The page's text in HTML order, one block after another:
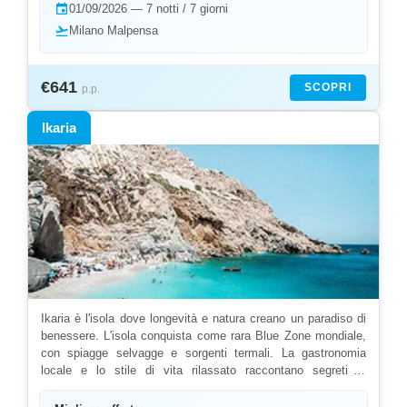
Zoodochos Pigi e la spiaggia di Psili Ammos . Il villaggio di
Skala è il vivace porto principale. La baia di Grikos offre
ciottoli colorati. Il villaggio di Kambos mantiene l'atmosfera
rurale. Scegliendo il tuo viaggio con Yalla Yalla potrai
esplorare quest'isola sacra.
event01/09/2026 — 7 notti / 7 giorni
flight_takeoff Milano Malpensa
€641 p.p. SCOPRI
Ikaria
Ikaria è l'isola dove longevità e natura creano un paradiso di
benessere. L'isola conquista come rara Blue Zone mondiale,
con spiagge selvagge e sorgenti termali. La gastronomia
locale e lo stile di vita rilassato raccontano segreti di